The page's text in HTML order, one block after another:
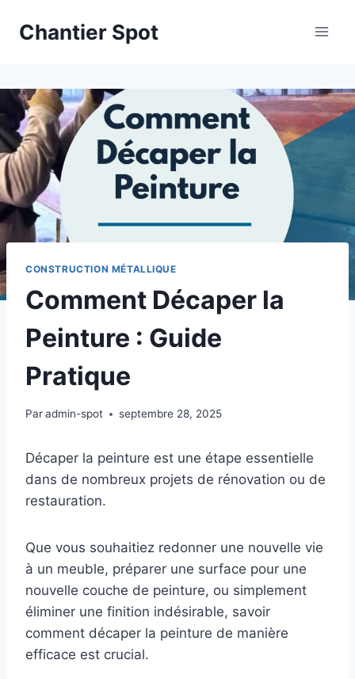
Chantier Spot
CONSTRUCTION MÉTALLIQUE
Comment Décaper la
Peinture : Guide
Pratique
Paradmin-spot septembre 28, 2025
Décaper la peinture est une étape essentielle
dans de nombreux projets de rénovation ou de
restauration.
Que vous souhaitiez redonner une nouvelle vie
à un meuble, préparer une surface pour une
nouvelle couche de peinture, ou simplement
éliminer une finition indésirable, savoir
comment décaper la peinture de manière
efficace est crucial.